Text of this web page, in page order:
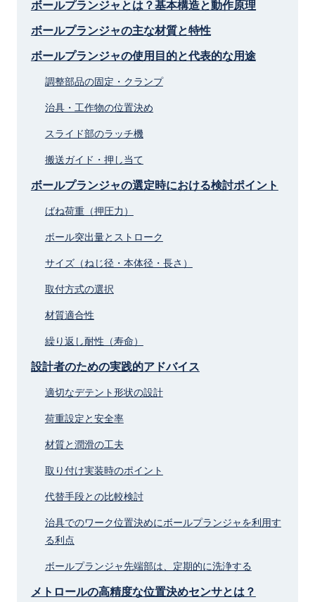
ボールプランジャとは？基本構造と動作原理
ボールプランジャの主な材質と特性
ボールプランジャの使用目的と代表的な用途
調整部品の固定・クランプ
治具・工作物の位置決め
スライド部のラッチ機
搬送ガイド・押し当て
ボールプランジャの選定時における検討ポイント
ばね荷重（押圧力）
ボール突出量とストローク
サイズ（ねじ径・本体径・長さ）
取付方式の選択
材質適合性
繰り返し耐性（寿命）
設計者のための実践的アドバイス
適切なデテント形状の設計
荷重設定と安全率
材質と潤滑の工夫
取り付け実装時のポイント
代替手段との比較検討
治具でのワーク位置決めにボールプランジャを利用す
る利点
ボールプランジャ先端部は、定期的に洗浄する
メトロールの高精度な位置決めセンサとは？